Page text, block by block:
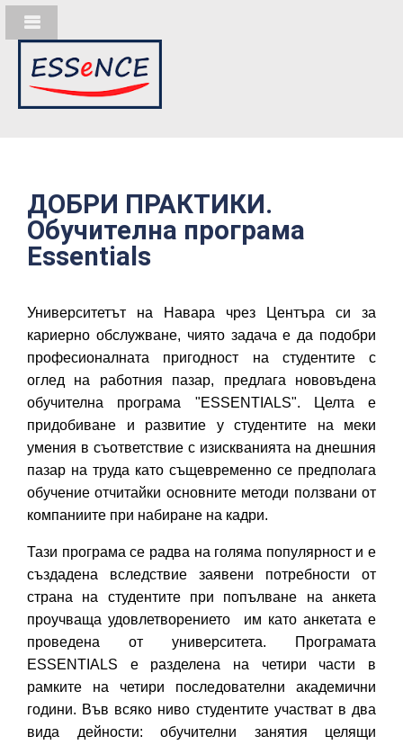
ДОБРИ ПРАКТИКИ.
Обучителна програма
Essentials
Университетът на Навара чрез Центъра си за
кариерно обслужване, чиято задача е да подобри
професионалната пригодност на студентите с
оглед на работния пазар, предлага нововъдена
обучителна програма "ESSENTIALS". Целта е
придобиване и развитие у студентите на меки
умения в съответствие с изискванията на днешния
пазар на труда като същевременно се предполага
обучение отчитайки основните методи ползвани от
компаниите при набиране на кадри.
Тази програма се радва на голяма популярност и е
създадена вследствие заявени потребности от
страна на студентите при попълване на анкета
проучваща удовлетворението им като анкетата е
проведена от университета. Програмата
ESSENTIALS е разделена на четири части в
рамките на четири последователни академични
години. Във всяко ниво студентите участват в два
вида дейности: обучителни занятия целящи